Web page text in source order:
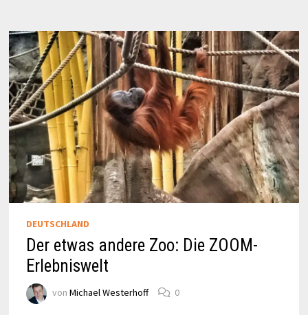
DEUTSCHLAND
Der etwas andere Zoo: Die ZOOM-
Erlebniswelt
von Michael Westerhoff 0